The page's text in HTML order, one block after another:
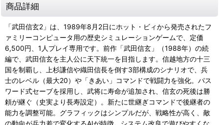
商品詳細
「武田信玄2」は、1989年8月2日にホット・ビィから発売されたフ
ァミリーコンピュータ用の歴史シミュレーションゲームで、定価
6,500円、1人プレイ専用です。前作「武田信玄」（1988年）の続
編で、武田信玄を主人公に天下統一を目指します。信越地方の十三
国を制覇し、上杉謙信や織田信長を倒す3部構成のシナリオで、兵
士のレベル（最大20）や「きあい」コマンドで戦闘力を強化。パス
ワード式セーブを採用し、武将に寿命が追加され、信玄の死後は勝
頼が継ぐ（史実より長寿設定）。新たに世継ぎコマンドで後継者の
能力を調整可能。グラフィックはシンプルだが、戦略性が高く、敵
の動向が兵力差で変化するAIが特徴。システム改良で遊びやすくな